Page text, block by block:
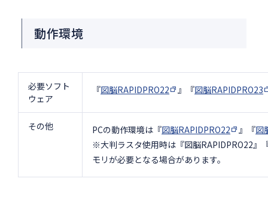
動作環境
必要ソフト
ウェア
『図脳RAPIDPRO22 』『図脳RAPIDPRO23
その他 PCの動作環境は『図脳RAPIDPRO22 』『図
※大判ラスタ使用時は『図脳RAPIDPRO22』
モリが必要となる場合があります。